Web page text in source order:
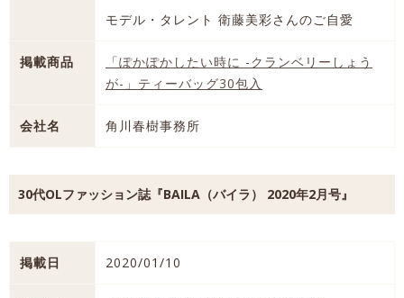
モデル・タレント 衛藤美彩さんのご自愛
掲載商品
「ぽかぽかしたい時に -クランベリーしょう
が-」ティーバッグ30包入
会社名 角川春樹事務所
30代OLファッション誌『BAILA（バイラ） 2020年2月号』
掲載日 2020/01/10